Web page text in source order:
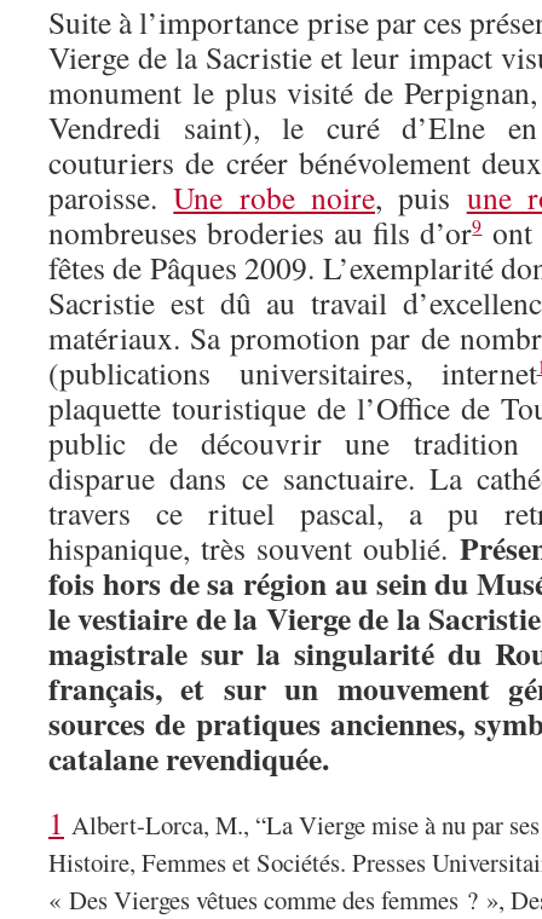
Suite à l’importance prise par ces
Vierge de la Sacristie et leur impact
monument le plus visité de
Vendredi saint), le curé d’Elne
couturiers de créer bénévolement
paroisse.Une robe noire, puis une
nombreuses broderies au fils d’or9ont
fêtes de Pâques 2009. L’exemplarité
Sacristie est dû au travail
matériaux. Sa promotion par de
(publications universitaires, internet
plaquette touristique de l’Office de
public de découvrir une tradition
disparue dans ce sanctuaire. La
travers ce rituel pascal, a pu
hispanique, très souvent oublié.
fois hors de sa région au sein du
le vestiaire de la Vierge de la
magistrale sur la singularité du
français, et sur un mouvement
sources de pratiques anciennes,
catalane revendiquée.
1 Albert-Lorca, M., “La Vierge mise à nu par
Histoire, Femmes et Sociétés. Presses
« Des Vierges vêtues comme des femmes ? »,